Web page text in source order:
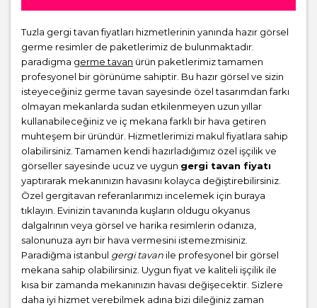
Tuzla gergi tavan fiyatları hizmetlerinin yanında hazır görsel
germe resimler de paketlerimiz de bulunmaktadır.
paradigma germe tavan ürün paketlerimiz tamamen
profesyonel bir görünüme sahiptir. Bu hazır görsel ve sizin
isteyeceğiniz germe tavan sayesinde özel tasarımdan farkı
olmayan mekanlarda sudan etkilenmeyen uzun yıllar
kullanabileceğiniz ve iç mekana farklı bir hava getiren
muhteşem bir üründür. Hizmetlerimizi makul fiyatlara sahip
olabilirsiniz. Tamamen kendi hazırladığımız özel işçilik ve
görseller sayesinde ucuz ve uygun gergi tavan fiyatı
yaptırarak mekanınızın havasını kolayca değiştirebilirsiniz.
Özel gergitavan referanlarımızı incelemek için buraya
tıklayın. Evinizin tavanında kuşların oldugu okyanus
dalgalrının veya görsel ve harika resimlerin odanıza,
salonunuza ayrı bir hava vermesini istemezmisiniz.
Paradiğma istanbul gergi tavan ile profesyonel bir görsel
mekana sahip olabilirsiniz. Uygun fiyat ve kaliteli işçilik ile
kısa bir zamanda mekanınızın havası değişecektir. Sizlere
daha iyi hizmet verebilmek adına bizi dileğiniz zaman